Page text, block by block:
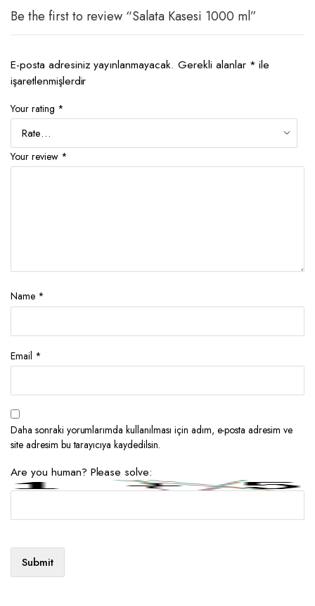
Be the first to review “Salata Kasesi 1000 ml”
E-posta adresiniz yayınlanmayacak. Gerekli alanlar * ile
işaretlenmişlerdir
Your rating *
Your review *
Name *
Email *
Daha sonraki yorumlarımda kullanılması için adım, e-posta adresim ve
site adresim bu tarayıcıya kaydedilsin.
Are you human? Please solve: